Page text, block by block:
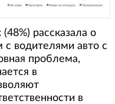
рассказала о
с водителями авто с
проблема,
в
в